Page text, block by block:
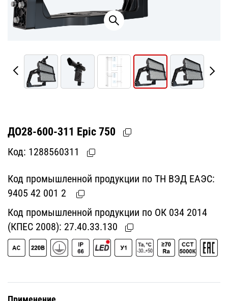
ДО28-600-311 Epic 750
Код: 1288560311
Код промышленной продукции по ТН ВЭД ЕАЭС:
9405 42 001 2
Код промышленной продукции по ОК 034 2014
(КПЕС 2008): 27.40.33.130